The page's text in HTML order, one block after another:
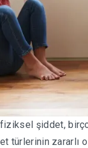
şiddet,
türlerinin zararlı